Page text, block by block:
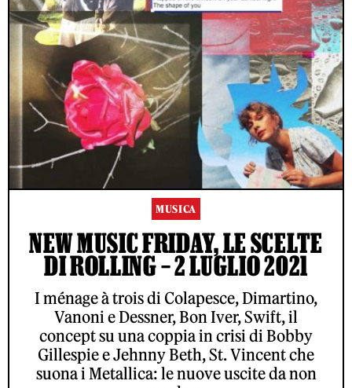
MUSICA
NEW MUSIC FRIDAY, LE SCELTE
DI ROLLING – 2 LUGLIO 2021
I ménage à trois di Colapesce, Dimartino,
Vanoni e Dessner, Bon Iver, Swift, il
concept su una coppia in crisi di Bobby
Gillespie e Jehnny Beth, St. Vincent che
suona i Metallica: le nuove uscite da non